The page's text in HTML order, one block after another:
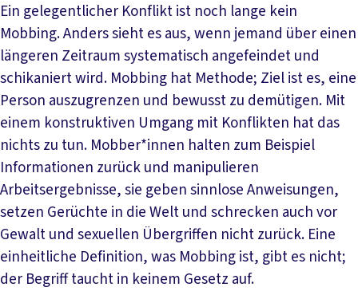
Ein gelegentlicher Konflikt ist noch lange kein
Mobbing. Anders sieht es aus, wenn jemand über einen
längeren Zeitraum systematisch angefeindet und
schikaniert wird. Mobbing hat Methode; Ziel ist es, eine
Person auszugrenzen und bewusst zu demütigen. Mit
einem konstruktiven Umgang mit Konflikten hat das
nichts zu tun. Mobber*innen halten zum Beispiel
Informationen zurück und manipulieren
Arbeitsergebnisse, sie geben sinnlose Anweisungen,
setzen Gerüchte in die Welt und schrecken auch vor
Gewalt und sexuellen Übergriffen nicht zurück. Eine
einheitliche Definition, was Mobbing ist, gibt es nicht;
der Begriff taucht in keinem Gesetz auf.